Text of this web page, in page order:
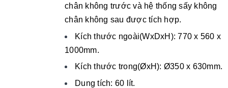
chân không trước và hệ thống sấy không
chân không sau được tích hợp.
Kích thước ngoài(WxDxH): 770 x 560 x
1000mm.
Kích thước trong(ØxH): Ø350 x 630mm.
Dung tích: 60 lít.